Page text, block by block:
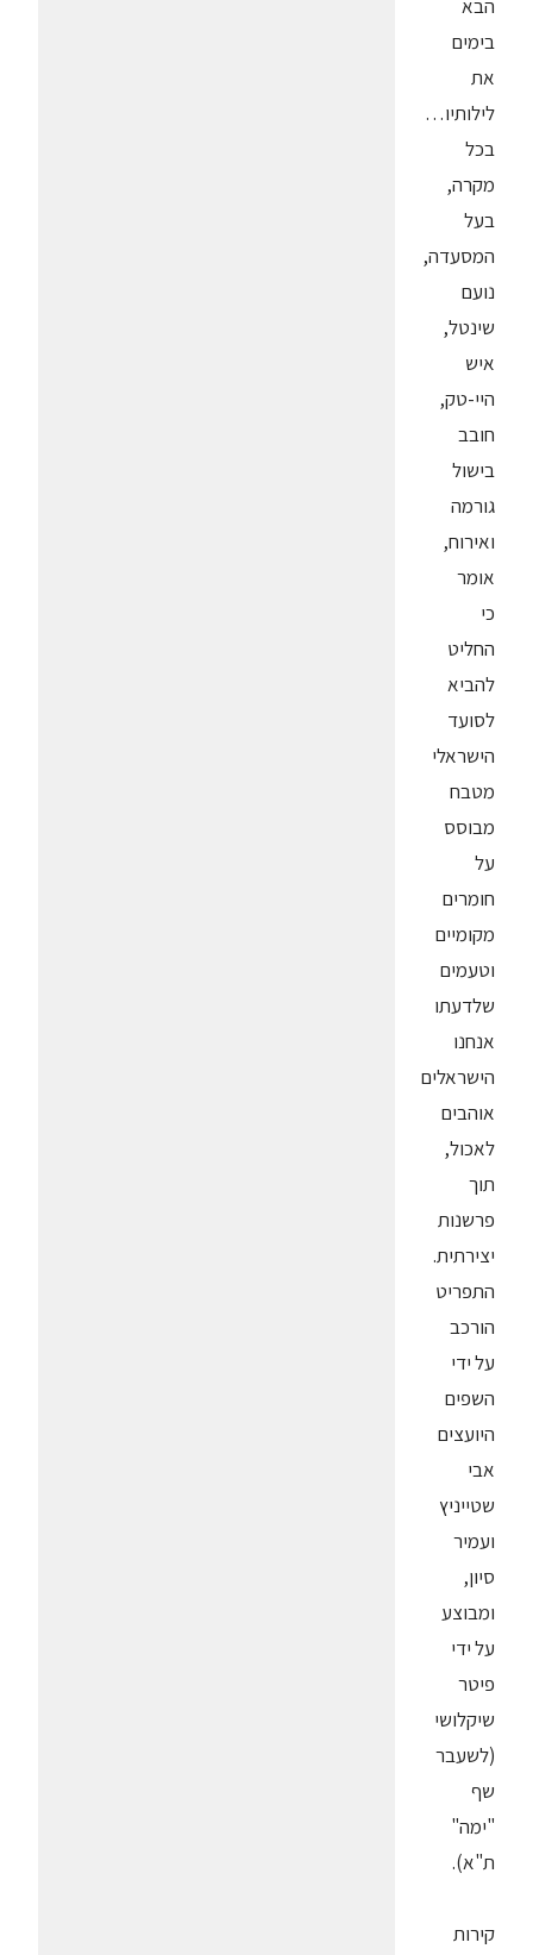
הבא
בימים
את
לילותיו…
בכל
מקרה,
בעל
המסעדה,
נועם
שינטל,
איש
היי-טק,
חובב
בישול
גורמה
ואירוח,
אומר
כי
החליט
להביא
לסועד
הישראלי
מטבח
מבוסס
על
חומרים
מקומיים
וטעמים
שלדעתו
אנחנו
הישראלים
אוהבים
לאכול,
תוך
פרשנות
יצירתית.
התפריט
הורכב
על ידי
השפים
היועצים
אבי
שטייניץ
ועמיר
סיון,
ומבוצע
על ידי
פיטר
שיקלושי
(לשעבר
שף
"ימה"
ת"א).
קירות